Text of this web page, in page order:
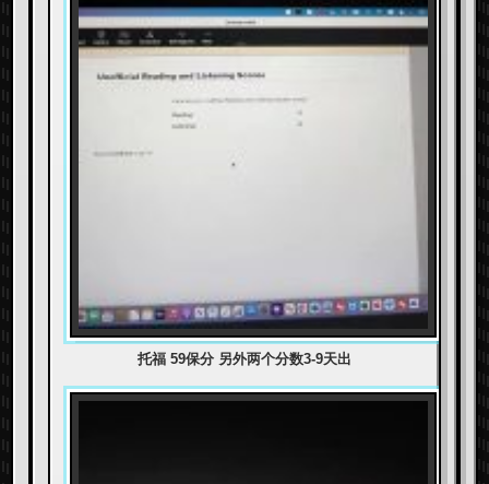
托福 59保分 另外两个分数3-9天出